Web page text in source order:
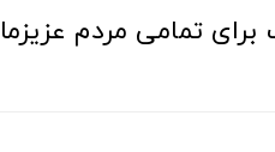
تمامی مردم